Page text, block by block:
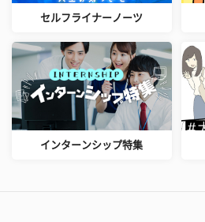
セルフライナーノーツ
インターンシップ特集